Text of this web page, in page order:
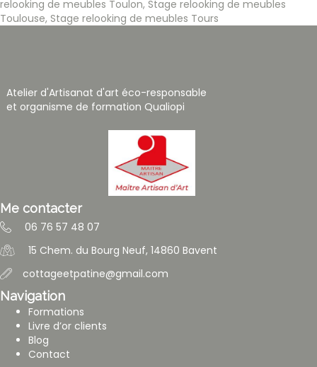
relooking de meubles Toulon, Stage relooking de meubles
Toulouse, Stage relooking de meubles Tours
Atelier d'Artisanat d'art éco-responsable
et organisme de formation Qualiopi
Me contacter
06 76 57 48 07
15 Chem. du Bourg Neuf, 14860 Bavent
cottageetpatine@gmail.com
Navigation
Formations
Livre d’or clients
Blog
Contact